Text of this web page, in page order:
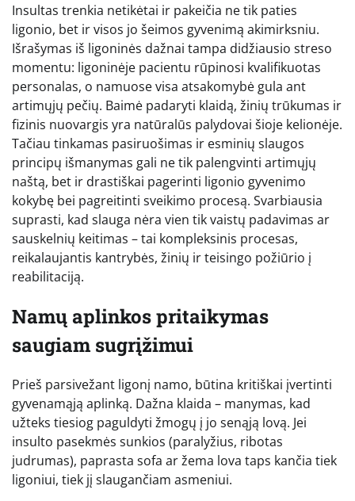
Insultas trenkia netikėtai ir pakeičia ne tik paties
ligonio, bet ir visos jo šeimos gyvenimą akimirksniu.
Išrašymas iš ligoninės dažnai tampa didžiausio streso
momentu: ligoninėje pacientu rūpinosi kvalifikuotas
personalas, o namuose visa atsakomybė gula ant
artimųjų pečių. Baimė padaryti klaidą, žinių trūkumas ir
fizinis nuovargis yra natūralūs palydovai šioje kelionėje.
Tačiau tinkamas pasiruošimas ir esminių slaugos
principų išmanymas gali ne tik palengvinti artimųjų
naštą, bet ir drastiškai pagerinti ligonio gyvenimo
kokybę bei pagreitinti sveikimo procesą. Svarbiausia
suprasti, kad slauga nėra vien tik vaistų padavimas ar
sauskelnių keitimas – tai kompleksinis procesas,
reikalaujantis kantrybės, žinių ir teisingo požiūrio į
reabilitaciją.
Namų aplinkos pritaikymas
saugiam sugrįžimui
Prieš parsivežant ligonį namo, būtina kritiškai įvertinti
gyvenamąją aplinką. Dažna klaida – manymas, kad
užteks tiesiog paguldyti žmogų į jo senąją lovą. Jei
insulto pasekmės sunkios (paralyžius, ribotas
judrumas), paprasta sofa ar žema lova taps kančia tiek
ligoniui, tiek jį slaugančiam asmeniui.